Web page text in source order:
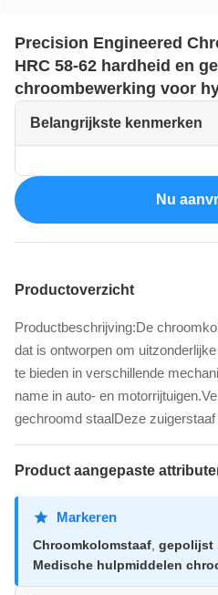
Precision Engineered
HRC 58-62 hardheid en
chroombewerking voor
Belangrijkste kenmerken
Nu
Productoverzicht
Productbeschrijving:De
dat is ontworpen om
te bieden in verschillende
name in auto- en
gechroomd staalDeze
Product aangepaste
Markeren
Chroomkolomstaaf gepolijst
Medische hulpmiddelen